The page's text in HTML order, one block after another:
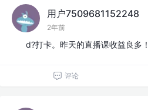
用户7509681152248
2年前
d?打卡。昨天的直播课收益良多！
评论